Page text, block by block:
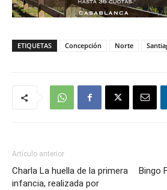
ETIQUETAS Concepción Norte
Artículo anterior
Charla La huella de la primera
infancia, realizada por
Bingo